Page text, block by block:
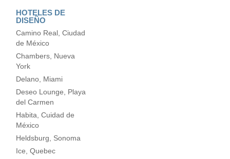
HOTELES DE
DISEÑO
Camino Real, Ciudad
de México
Chambers, Nueva
York
Delano, Miami
Deseo Lounge, Playa
del Carmen
Habita, Cuidad de
México
Heldsburg, Sonoma
Ice, Quebec